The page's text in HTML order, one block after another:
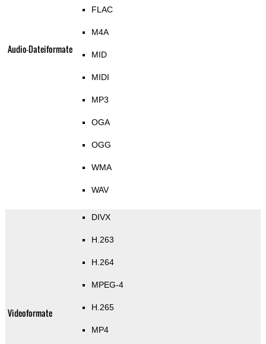
Audio-Dateiformate
FLAC
M4A
MID
MIDI
MP3
OGA
OGG
WMA
WAV
Videoformate
DIVX
H.263
H.264
MPEG-4
H.265
MP4